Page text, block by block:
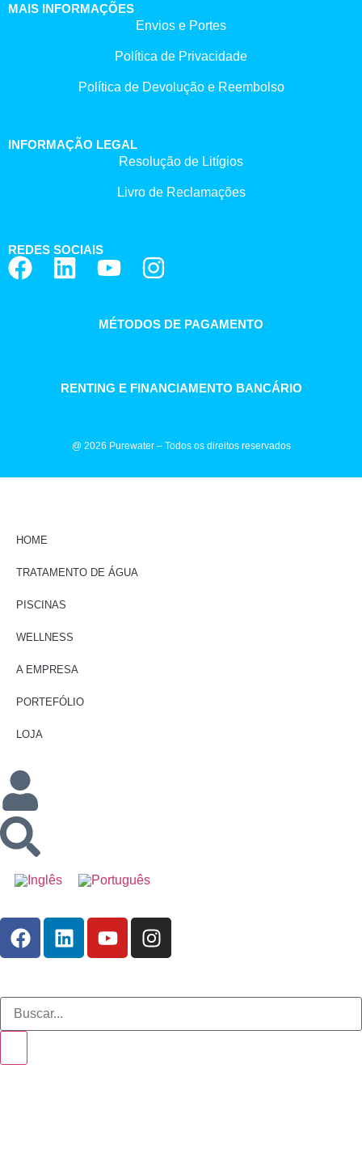
MAIS INFORMAÇÕES
Envios e Portes
Política de Privacidade
Política de Devolução e Reembolso
INFORMAÇÃO LEGAL
Resolução de Litígios
Livro de Reclamações
REDES SOCIAIS
MÉTODOS DE PAGAMENTO
RENTING E FINANCIAMENTO BANCÁRIO
@ 2026 Purewater – Todos os direitos reservados
HOME
TRATAMENTO DE ÁGUA
PISCINAS
WELLNESS
A EMPRESA
PORTEFÓLIO
LOJA